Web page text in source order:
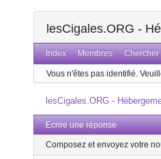
lesCigales.ORG -
Index Membres Chercher
Vous n'êtes pas identifié.
lesCigales.ORG -
Ecrire une réponse
Composez et envoyez votre